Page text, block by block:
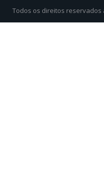
Todos os direitos reservados